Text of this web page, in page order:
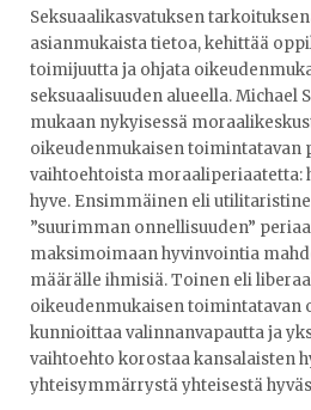
Seksuaalikasvatuksen
asianmukaista tietoa, kehittää
toimijuutta ja ohjata
seksuaalisuuden alueella. Michael
mukaan nykyisessä
oikeudenmukaisen toimintatavan
vaihtoehtoista moraaliperiaatetta:
hyve. Ensimmäinen eli
”suurimman onnellisuuden”
maksimoimaan hyvinvointia
määrälle ihmisiä. Toinen eli
oikeudenmukaisen toimintatavan
kunnioittaa valinnanvapautta ja
vaihtoehto korostaa kansalaisten
yhteisymmärrystä yhteisestä